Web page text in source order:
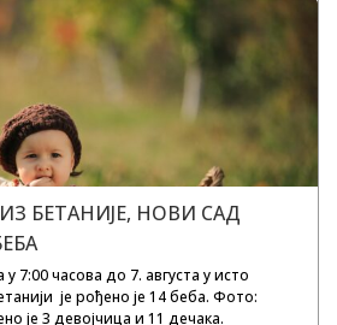
БЕТАНИЈЕ, НОВИ САД
7:00 часова до 7. августа у исто
је рођено је 14 бебa. Фото:
је 3 девојчица и 11 дечака.